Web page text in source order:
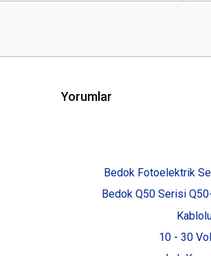
Yorumlar
Bedok Fotoelektrik
Bedok Q50 Serisi
10 - 30